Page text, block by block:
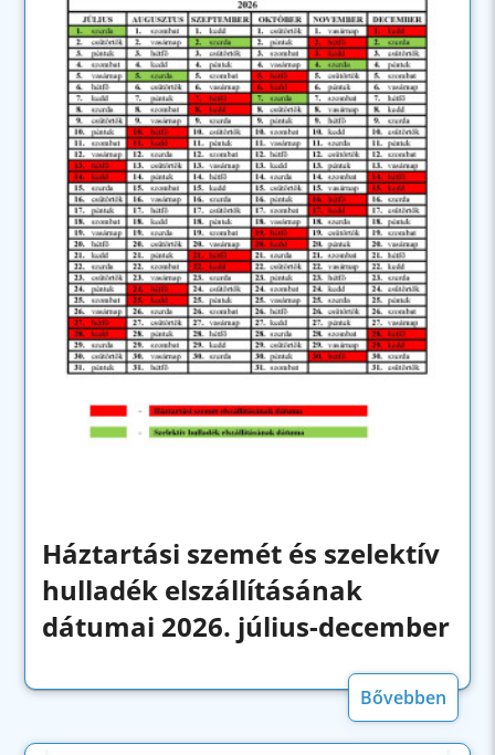
Háztartási szemét és szelektív
hulladék elszállításának
dátumai 2026. július-december
Bővebben